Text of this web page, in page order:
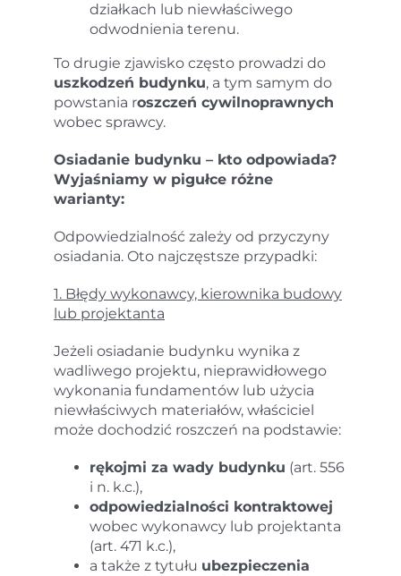
działkach lub niewłaściwego
odwodnienia terenu.
To drugie zjawisko często prowadzi do
uszkodzeń budynku, a tym samym do
powstania roszczeń cywilnoprawnych
wobec sprawcy.
Osiadanie budynku – kto odpowiada?
Wyjaśniamy w pigułce różne
warianty:
Odpowiedzialność zależy od przyczyny
osiadania. Oto najczęstsze przypadki:
1. Błędy wykonawcy, kierownika budowy
lub projektanta
Jeżeli osiadanie budynku wynika z
wadliwego projektu, nieprawidłowego
wykonania fundamentów lub użycia
niewłaściwych materiałów, właściciel
może dochodzić roszczeń na podstawie:
rękojmi za wady budynku (art. 556
i n. k.c.),
odpowiedzialności kontraktowej
wobec wykonawcy lub projektanta
(art. 471 k.c.),
a także z tytułu ubezpieczenia